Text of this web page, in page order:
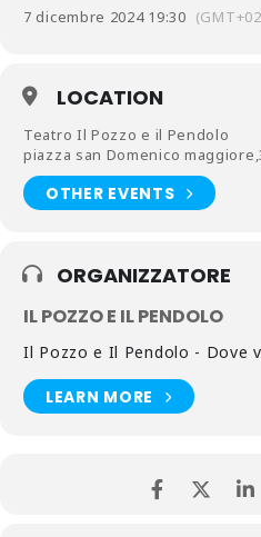
7 dicembre 2024 19:30
LOCATION
Teatro Il Pozzo e il Pendolo
piazza san Domenico
OTHER EVENTS
ORGANIZZATORE
IL POZZO E IL PENDOLO
Il Pozzo e Il Pendolo - Dove
LEARN MORE